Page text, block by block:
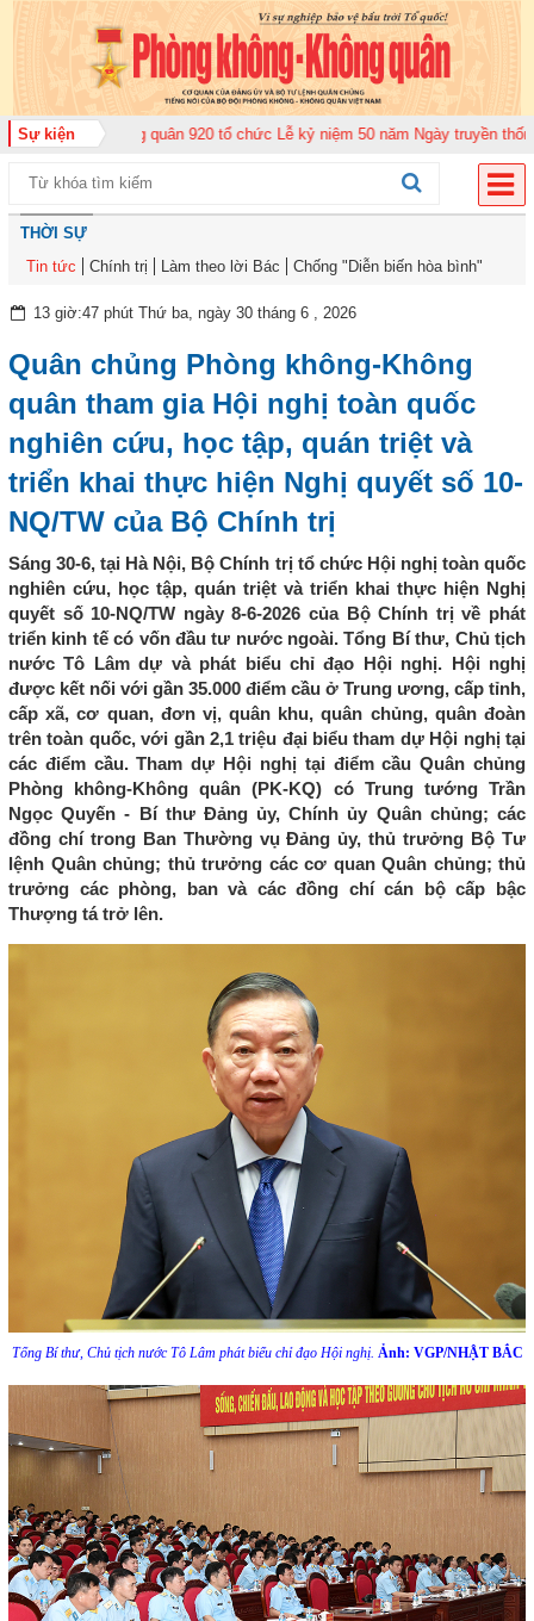
Sự kiện
đoàn Không quân 920 tổ chức Lễ kỷ niệm 50 năm Ngày truyền thống (12-
THỜI SỰ
Tin tức
Chính trị Làm theo lời Bác Chống "Diễn biến hòa bình"
13 giờ:47 phút Thứ ba, ngày 30 tháng 6 , 2026
Quân chủng Phòng không-Không
quân tham gia Hội nghị toàn quốc
nghiên cứu, học tập, quán triệt và
triển khai thực hiện Nghị quyết số 10-
NQ/TW của Bộ Chính trị
Sáng 30-6, tại Hà Nội, Bộ Chính trị tổ chức Hội nghị toàn quốc
nghiên cứu, học tập, quán triệt và triển khai thực hiện Nghị
quyết số 10-NQ/TW ngày 8-6-2026 của Bộ Chính trị về phát
triển kinh tế có vốn đầu tư nước ngoài. Tổng Bí thư, Chủ tịch
nước Tô Lâm dự và phát biểu chỉ đạo Hội nghị. Hội nghị
được kết nối với gần 35.000 điểm cầu ở Trung ương, cấp tỉnh,
cấp xã, cơ quan, đơn vị, quân khu, quân chủng, quân đoàn
trên toàn quốc, với gần 2,1 triệu đại biểu tham dự Hội nghị tại
các điểm cầu. Tham dự Hội nghị tại điểm cầu Quân chủng
Phòng không-Không quân (PK-KQ) có Trung tướng Trần
Ngọc Quyến - Bí thư Đảng ủy, Chính ủy Quân chủng; các
đồng chí trong Ban Thường vụ Đảng ủy, thủ trưởng Bộ Tư
lệnh Quân chủng; thủ trưởng các cơ quan Quân chủng; thủ
trưởng các phòng, ban và các đồng chí cán bộ cấp bậc
Thượng tá trở lên.
Tổng Bí thư, Chủ tịch nước Tô Lâm phát biểu chỉ đạo Hội nghị. Ảnh: VGP/NHẬT BẮC